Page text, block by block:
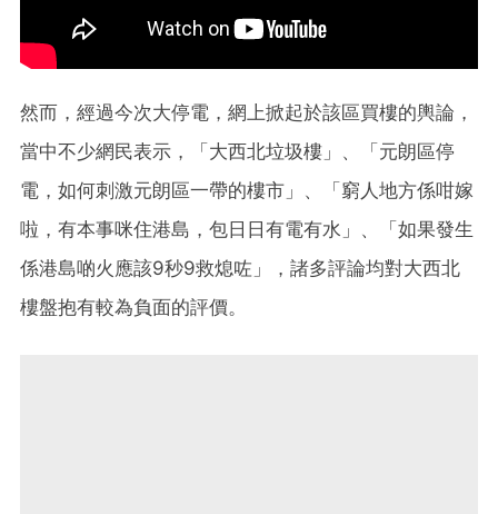
然而，經過今次大停電，網上掀起於該區買樓的輿論，
當中不少網民表示，「大西北垃圾樓」、「元朗區停
電，如何刺激元朗區一帶的樓市」、「窮人地方係咁嫁
啦，有本事咪住港島，包日日有電有水」、「如果發生
係港島啲火應該9秒9救熄咗」，諸多評論均對大西北
樓盤抱有較為負面的評價。